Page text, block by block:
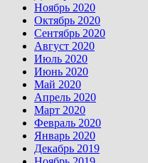
Ноябрь 2020
Октябрь 2020
Сентябрь 2020
Август 2020
Июль 2020
Июнь 2020
Май 2020
Апрель 2020
Март 2020
Февраль 2020
Январь 2020
Декабрь 2019